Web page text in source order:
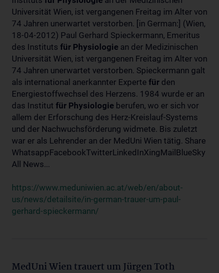
Universität Wien, ist vergangenen Freitag im Alter von
74 Jahren unerwartet verstorben. [in German:] (Wien,
18-04-2012) Paul Gerhard Spieckermann, Emeritus
des Instituts für Physiologie an der Medizinischen
Universität Wien, ist vergangenen Freitag im Alter von
74 Jahren unerwartet verstorben. Spieckermann galt
als international anerkannter Experte für den
Energiestoffwechsel des Herzens. 1984 wurde er an
das Institut für Physiologie berufen, wo er sich vor
allem der Erforschung des Herz-Kreislauf-Systems
und der Nachwuchsförderung widmete. Bis zuletzt
war er als Lehrender an der MedUni Wien tätig. Share
WhatsappFacebookTwitterLinkedInXingMailBlueSky
All News...
https://www.meduniwien.ac.at/web/en/about-
us/news/detailsite/in-german-trauer-um-paul-
gerhard-spieckermann/
MedUni Wien trauert um Jürgen Toth